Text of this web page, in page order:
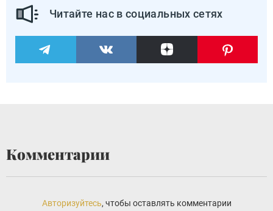
Читайте нас в социальных сетях
Комментарии
Авторизуйтесь, чтобы оставлять комментарии